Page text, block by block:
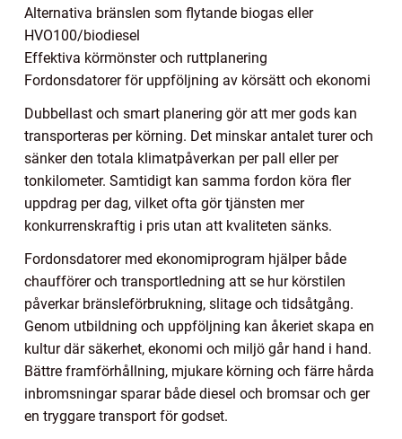
Alternativa bränslen som flytande biogas eller
HVO100/biodiesel
Effektiva körmönster och ruttplanering
Fordonsdatorer för uppföljning av körsätt och ekonomi
Dubbellast och smart planering gör att mer gods kan
transporteras per körning. Det minskar antalet turer och
sänker den totala klimatpåverkan per pall eller per
tonkilometer. Samtidigt kan samma fordon köra fler
uppdrag per dag, vilket ofta gör tjänsten mer
konkurrenskraftig i pris utan att kvaliteten sänks.
Fordonsdatorer med ekonomiprogram hjälper både
chaufförer och transportledning att se hur körstilen
påverkar bränsleförbrukning, slitage och tidsåtgång.
Genom utbildning och uppföljning kan åkeriet skapa en
kultur där säkerhet, ekonomi och miljö går hand i hand.
Bättre framförhållning, mjukare körning och färre hårda
inbromsningar sparar både diesel och bromsar och ger
en tryggare transport för godset.